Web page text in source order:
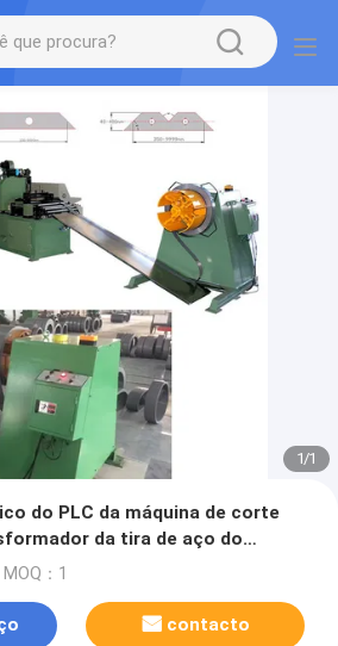
1/1
do PLC da máquina de corte
da tira de aço do
MOQ：1
contacto